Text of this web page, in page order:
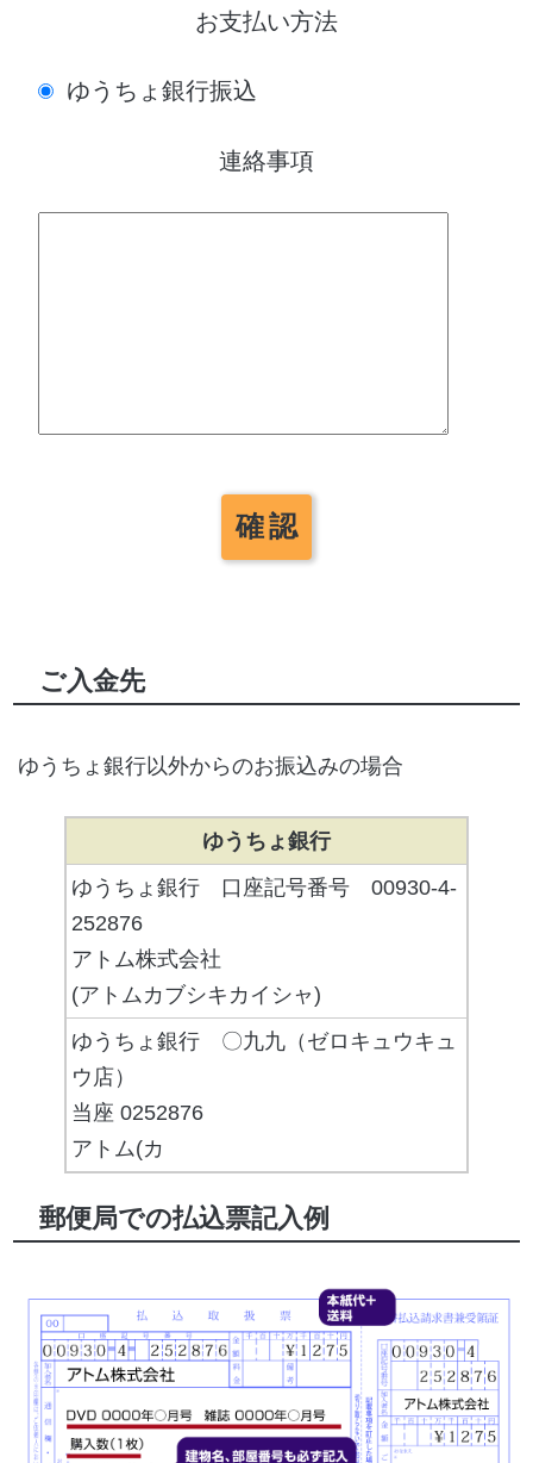
お支払い方法
ゆうちょ銀行振込
連絡事項
ご入金先
ゆうちょ銀行以外からのお振込みの場合
ゆうちょ銀行
ゆうちょ銀行 口座記号番号 00930-4-
252876
アトム株式会社
(アトムカブシキカイシャ)
ゆうちょ銀行 〇九九（ゼロキュウキュ
ウ店）
当座 0252876
アトム(カ
郵便局での払込票記入例